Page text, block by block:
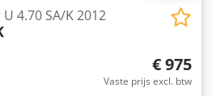
4.70 SA/K 2012
€ 975
Vaste prijs excl. btw